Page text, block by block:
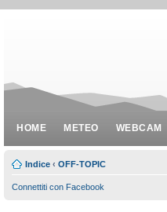
HOME METEO WEBCAM
Indice ‹ OFF-TOPIC
Connettiti con Facebook